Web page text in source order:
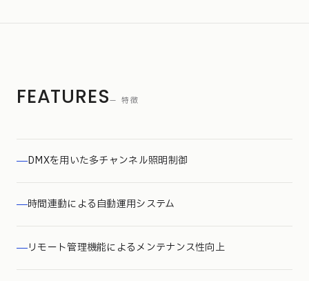
FEATURES— 特徴
DMXを用いた多チャンネル照明制御
時間連動による自動運用システム
リモート管理機能によるメンテナンス性向上